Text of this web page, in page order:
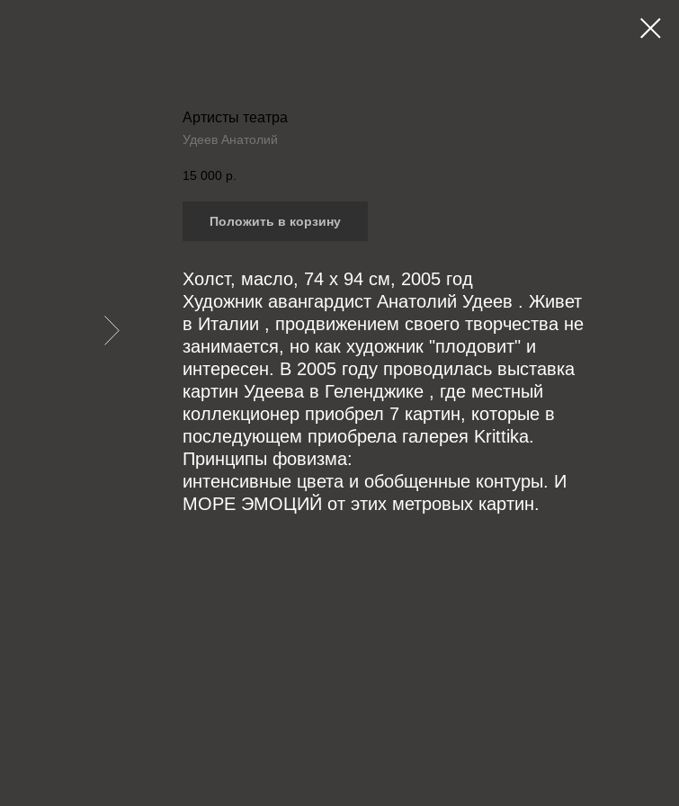
Артисты театра
Удеев Анатолий
15 000 р.
Положить в корзину
Холст, масло, 74 x 94 см, 2005 год
Художник авангардист Анатолий Удеев . Живет
в Италии , продвижением своего творчества не
занимается, но как художник "плодовит" и
интересен. В 2005 году проводилась выставка
картин Удеева в Геленджике , где местный
коллекционер приобрел 7 картин, которые в
последующем приобрела галерея Krittika.
Принципы фовизма:
интенсивные цвета и обобщенные контуры. И
МОРЕ ЭМОЦИЙ от этих метровых картин.